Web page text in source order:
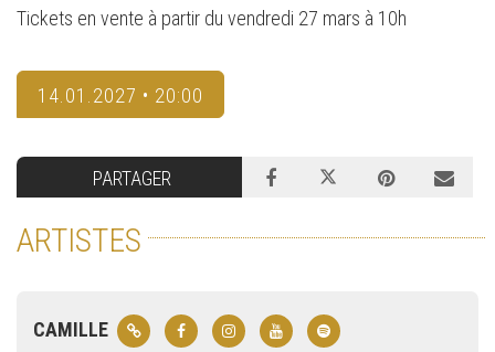
Tickets en vente à partir du vendredi 27 mars à 10h
14.01.2027 • 20:00
PARTAGER
ARTISTES
CAMILLE